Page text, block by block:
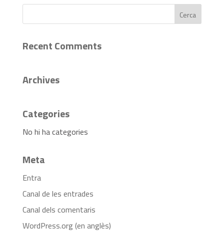
Recent Comments
Archives
Categories
No hi ha categories
Meta
Entra
Canal de les entrades
Canal dels comentaris
WordPress.org (en anglès)